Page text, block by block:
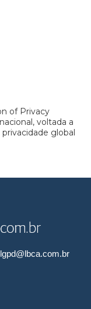
of Privacy
voltada a
global
lgpd@lbca.com.br